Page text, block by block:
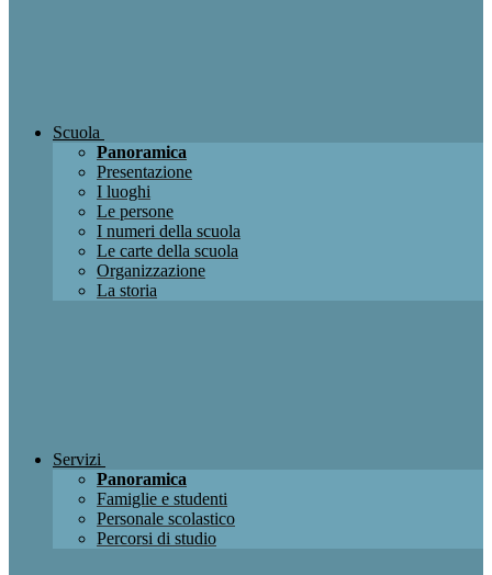
Scuola
Panoramica
Presentazione
I luoghi
Le persone
I numeri della scuola
Le carte della scuola
Organizzazione
La storia
Servizi
Panoramica
Famiglie e studenti
Personale scolastico
Percorsi di studio